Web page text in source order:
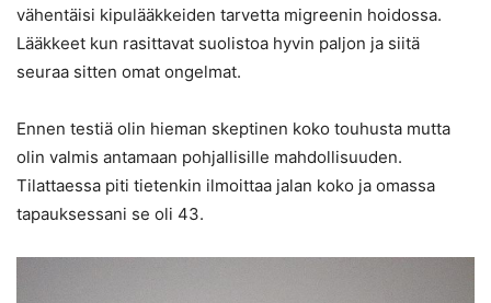
vähentäisi kipulääkkeiden tarvetta migreenin hoidossa.
Lääkkeet kun rasittavat suolistoa hyvin paljon ja siitä
seuraa sitten omat ongelmat.
Ennen testiä olin hieman skeptinen koko touhusta mutta
olin valmis antamaan pohjallisille mahdollisuuden.
Tilattaessa piti tietenkin ilmoittaa jalan koko ja omassa
tapauksessani se oli 43.